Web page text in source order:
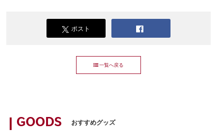
ポスト
一覧へ戻る
GOODS おすすめグッズ